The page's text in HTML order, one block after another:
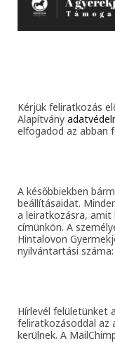
Kérjük feliratkozás
Alapítvány
elfogadod az abban
A későbbiekben
beállításaidat.
a leiratkozásra, amit
címünkön. A
Hintalovon
nyilvántartási
Hírlevél felületünket
feliratkozásoddal az
kerülnek. A